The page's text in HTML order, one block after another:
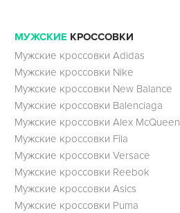
МУЖСКИЕ КРОССОВКИ
Мужские кроссовки Adidas
Мужские кроссовки Nike
Мужские кроссовки New Balance
Мужские кроссовки Balenciaga
Мужские кроссовки Alex McQueen
Мужские кроссовки Fila
Мужские кроссовки Versace
Мужские кроссовки Reebok
Мужские кроссовки Asics
Мужские кроссовки Puma